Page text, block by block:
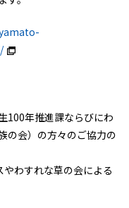
100年推進課ならびにわ
の会）の方々のご協力の
わすれな草の会による